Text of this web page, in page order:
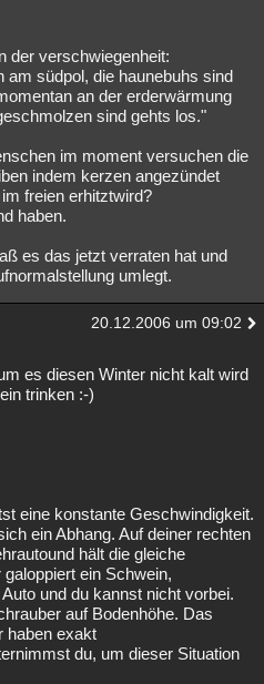
der verschwiegenheit:
am südpol, die haunebuhs sind
an der erderwärmung
sind gehts los."
im moment versuchen die
indem kerzen angezündet
freien erhitztwird?
haben.
es das jetzt verraten hat und
umlegt.
20.12.2006 um 09:02
es diesen Winter nicht kalt wird
trinken :-)
eine konstante Geschwindigkeit.
ein Abhang. Auf deiner rechten
hält die gleiche
ein Schwein,
und du kannst nicht vorbei.
auf Bodenhöhe. Das
haben exakt
du, um dieser Situation